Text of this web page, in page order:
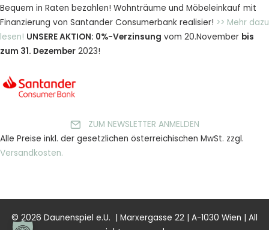
Bequem in Raten bezahlen! Wohnträume und Möbeleinkauf mit
Finanzierung von Santander Consumerbank realisier! >> Mehr dazu
lesen! UNSERE AKTION: 0%-Verzinsung vom 20.November bis
zum 31. Dezember 2023!
ZUM NEWSLETTER ANMELDEN
Alle Preise inkl. der gesetzlichen österreichischen MwSt. zzgl.
Versandkosten.
© 2026 Daunenspiel e.U. | Marxergasse 22 | A-1030 Wien | All